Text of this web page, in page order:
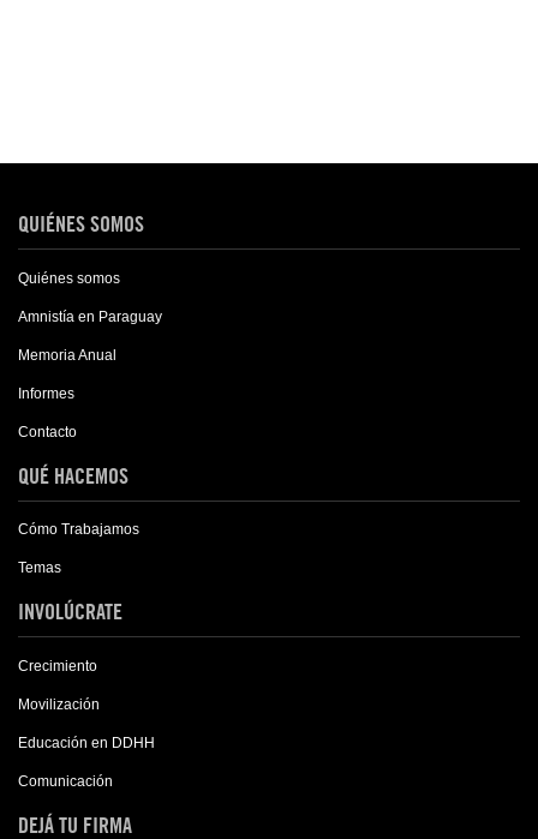
QUIÉNES SOMOS
Quiénes somos
Amnistía en Paraguay
Memoria Anual
Informes
Contacto
QUÉ HACEMOS
Cómo Trabajamos
Temas
INVOLÚCRATE
Crecimiento
Movilización
Educación en DDHH
Comunicación
DEJÁ TU FIRMA